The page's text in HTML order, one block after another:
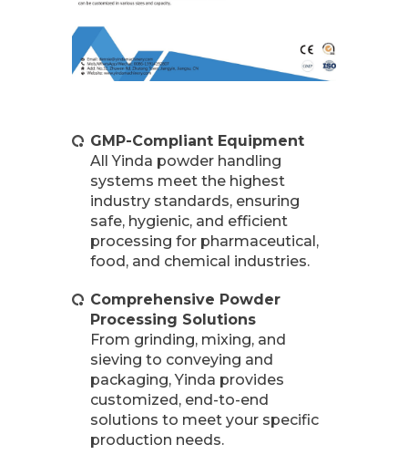
GMP-Compliant Equipment
All Yinda powder handling
systems meet the highest
industry standards, ensuring
safe, hygienic, and efficient
processing for pharmaceutical,
food, and chemical industries.
Comprehensive Powder
Processing Solutions
From grinding, mixing, and
sieving to conveying and
packaging, Yinda provides
customized, end-to-end
solutions to meet your specific
production needs.